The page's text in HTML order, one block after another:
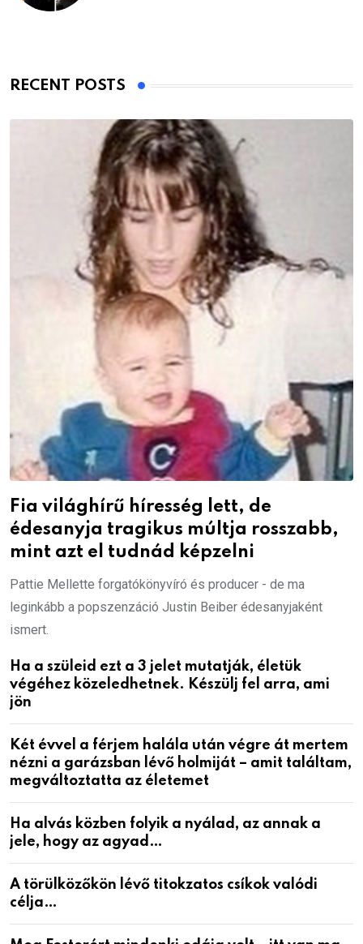
RECENT POSTS
Fia világhírű híresség lett, de
édesanyja tragikus múltja rosszabb,
mint azt el tudnád képzelni
Pattie Mellette forgatókönyvíró és producer - de ma
leginkább a popszenzáció Justin Beiber édesanyjaként
ismert.
Ha a szüleid ezt a 3 jelet mutatják, életük
végéhez közeledhetnek. Készülj fel arra, ami
jön
Két évvel a férjem halála után végre át mertem
nézni a garázsban lévő holmiját – amit találtam,
megváltoztatta az életemet
Ha alvás közben folyik a nyálad, az annak a
jele, hogy az agyad…
A törülközőkön lévő titokzatos csíkok valódi
célja…